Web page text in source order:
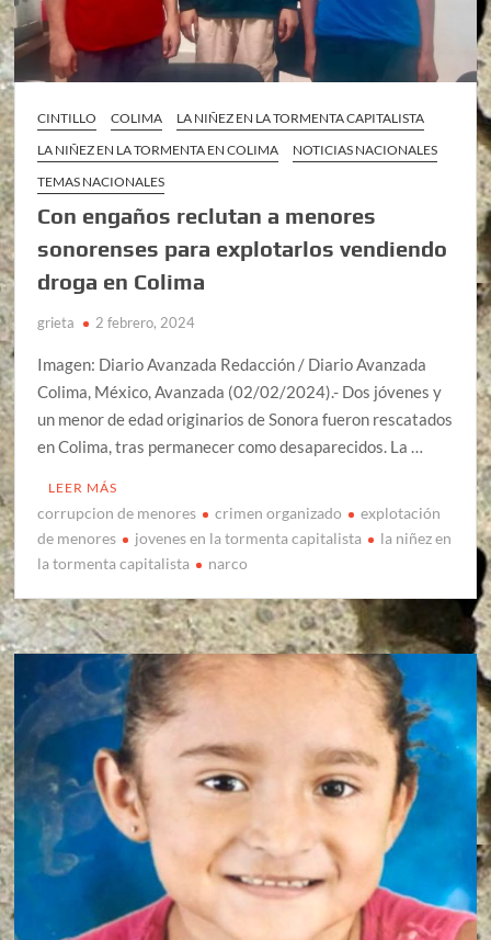
CINTILLO COLIMA
LA NIÑEZ EN LA TORMENTA CAPITALISTA
LA NIÑEZ EN LA TORMENTA EN COLIMA
NOTICIAS NACIONALES
TEMAS NACIONALES
Con engaños reclutan a menores
sonorenses para explotarlos vendiendo
droga en Colima
grieta 2 febrero, 2024
Imagen: Diario Avanzada Redacción / Diario Avanzada
Colima, México, Avanzada (02/02/2024).- Dos jóvenes y
un menor de edad originarios de Sonora fueron rescatados
en Colima, tras permanecer como desaparecidos. La …
LEER MÁS
corrupcion de menores crimen organizado
explotación
de menores
jovenes en la tormenta capitalista
la niñez en
la tormenta capitalista
narco